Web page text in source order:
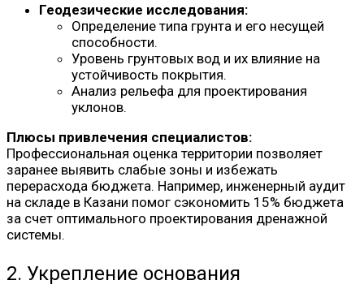
Геодезические исследования:
Определение типа грунта и его несущей
способности.
Уровень грунтовых вод и их влияние на
устойчивость покрытия.
Анализ рельефа для проектирования
уклонов.
Плюсы привлечения специалистов:
Профессиональная оценка территории позволяет
заранее выявить слабые зоны и избежать
перерасхода бюджета. Например, инженерный аудит
на складе в Казани помог сэкономить 15% бюджета
за счет оптимального проектирования дренажной
системы.
2. Укрепление основания